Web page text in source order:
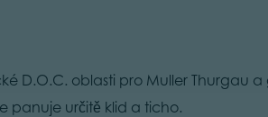
D.O.C. oblasti pro Muller Thurgau
panuje určitě klid a ticho.